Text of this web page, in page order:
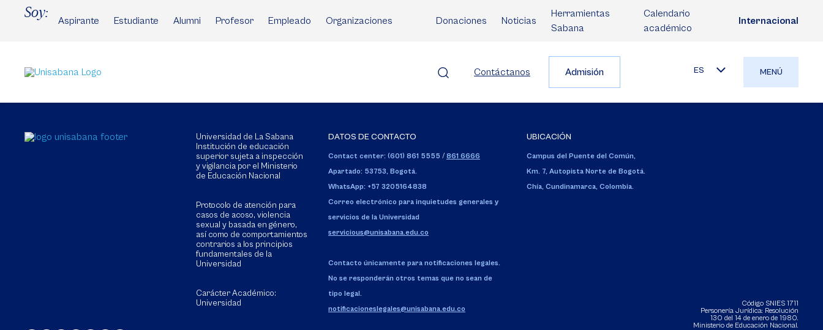
Soy:
Aspirante Estudiante Alumni Profesor Empleado Organizaciones Donaciones Noticias
Herramientas
Sabana
Calendario
académico
Internacional
Contáctanos Admisión ES MENÚ
Universidad de La Sabana
Institución de educación
superior sujeta a inspección
y vigilancia por el Ministerio
de Educación Nacional
Protocolo de atención para
casos de acoso, violencia
sexual y basada en género,
así como de comportamientos
contrarios a los principios
fundamentales de la
Universidad
Carácter Académico:
Universidad
DATOS DE CONTACTO
Contact center: (601) 861 5555 / 861 6666
Apartado: 53753, Bogotá.
WhatsApp: +57 3205164838
Correo electrónico para inquietudes generales y
servicios de la Universidad
servicious@unisabana.edu.co
Contacto únicamente para notificaciones legales.
No se responderán otros temas que no sean de
tipo legal.
notificacioneslegales@unisabana.edu.co
UBICACIÓN
Campus del Puente del Común,
Km. 7, Autopista Norte de Bogotá.
Chía, Cundinamarca, Colombia.
Código SNIES 1711
Personería Jurídica: Resolución
130 del 14 de enero de 1980.
Ministerio de Educación Nacional.